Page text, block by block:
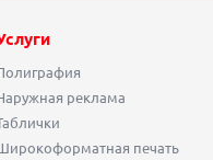
реклама
печать